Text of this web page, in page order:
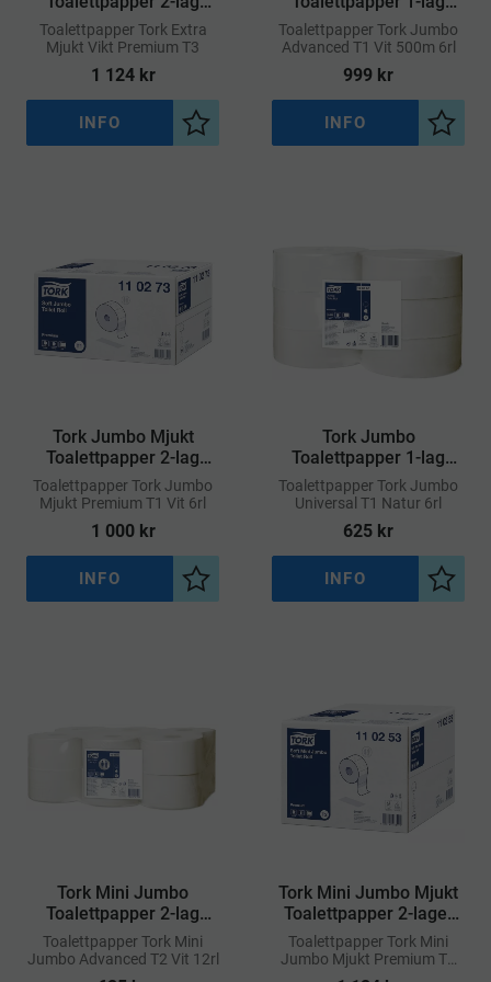
Premium T3
​Toalettpapper Tork Extra
Mjukt Vikt Premium T3
1 124kr
Lägg till i önskelista
INFO
Mönster Universal T1
​Toalettpapper Tork Jumbo
Advanced T1 Vit 500m 6rl
999 kr
Lägg
INFO
Tork Jumbo Mjukt
Toalettpapper 2-lag
Premium T1
​Toalettpapper Tork Jumbo
Mjukt Premium T1 Vit 6rl
1 000kr
Lägg till i önskelista
INFO
Tork Jumbo
Toalettpapper 1-lag
Universal T1
​Toalettpapper Tork Jumbo
Universal T1 Natur 6rl
625 kr
Lägg
INFO
Tork Mini Jumbo
Toalettpapper 2-lag
Advanced T2
​Toalettpapper Tork Mini
Jumbo Advanced T2 Vit 12rl
Tork Mini Jumbo Mjukt
Toalettpapper 2-lager
Premium T2
​Toalettpapper Tork Mini
Jumbo Mjukt Premium T2
12rl